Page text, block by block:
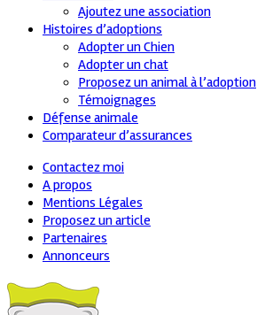
Ajoutez une association
Histoires d’adoptions
Adopter un Chien
Adopter un chat
Proposez un animal à l’adoption
Témoignages
Défense animale
Comparateur d’assurances
Contactez moi
A propos
Mentions Légales
Proposez un article
Partenaires
Annonceurs